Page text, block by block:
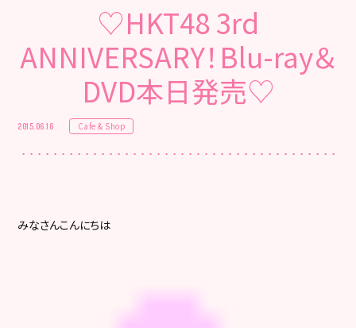
♡HKT48 3rd
ANNIVERSARY！Blu-ray＆
DVD本日発売♡
2015.06.16 Cafe & Shop
みなさんこんにちは